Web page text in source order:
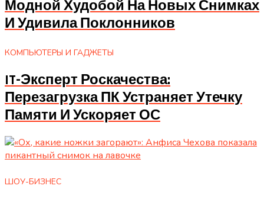
Модной Худобой На Новых Снимках
И Удивила Поклонников
КОМПЬЮТЕРЫ И ГАДЖЕТЫ
IT-Эксперт Роскачества:
Перезагрузка ПК Устраняет Утечку
Памяти И Ускоряет ОС
ШОУ-БИЗНЕС